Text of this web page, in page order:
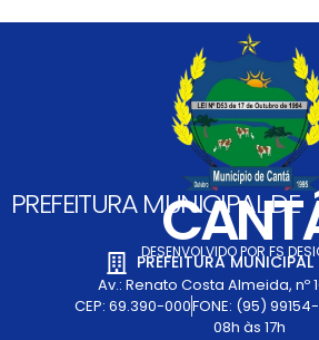
PREFEITURA MUNICIPAL DE
DESENVOLVIDO POR FS
PREFEITURA
Av.: Renato Costa Almeida, nº
CEP: 69.390-000FONE: (95)
08h às 17h